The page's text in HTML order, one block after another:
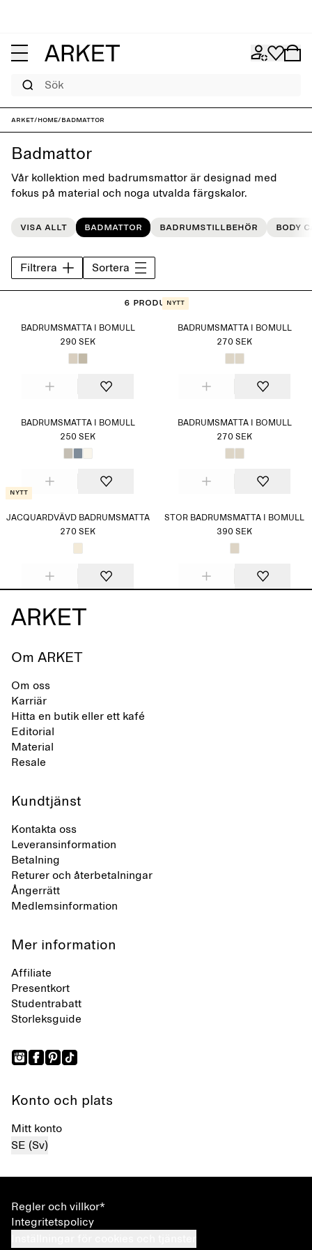
ARKET/Home/Badmattor
Badmattor
Vår kollektion med badrumsmattor är designad med
fokus på material och noga utvalda färgskalor.
Visa allt Badmattor Badrumstillbehör Body
Filtrera Sortera
6 Produkter
BADRUMSMATTA I BOMULL
290 SEK
Nytt
BADRUMSMATTA I BOMULL
270 SEK
BADRUMSMATTA I BOMULL
250 SEK
BADRUMSMATTA I BOMULL
270 SEK
Nytt
JACQUARDVÄVD BADRUMSMATTA
270 SEK
STOR BADRUMSMATTA I BOMULL
390 SEK
Om ARKET
Om oss
Karriär
Hitta en butik eller ett kafé
Editorial
Material
Resale
Kundtjänst
Kontakta oss
Leveransinformation
Betalning
Returer och återbetalningar
Ångerrätt
Medlemsinformation
Mer information
Affiliate
Presentkort
Studentrabatt
Storleksguide
Konto och plats
Mitt konto
SE (Sv)
Regler och villkor*
Integritetspolicy